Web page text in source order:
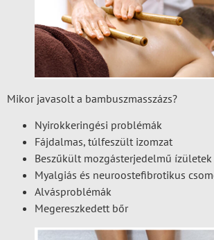
Mikor javasolt a bambuszmasszázs?
Nyirokkeringési problémák
Fájdalmas, túlfeszült izomzat
Beszűkült mozgásterjedelmű ízületek
Myalgiás és neuroostefibrotikus
Alvásproblémák
Megereszkedett bőr